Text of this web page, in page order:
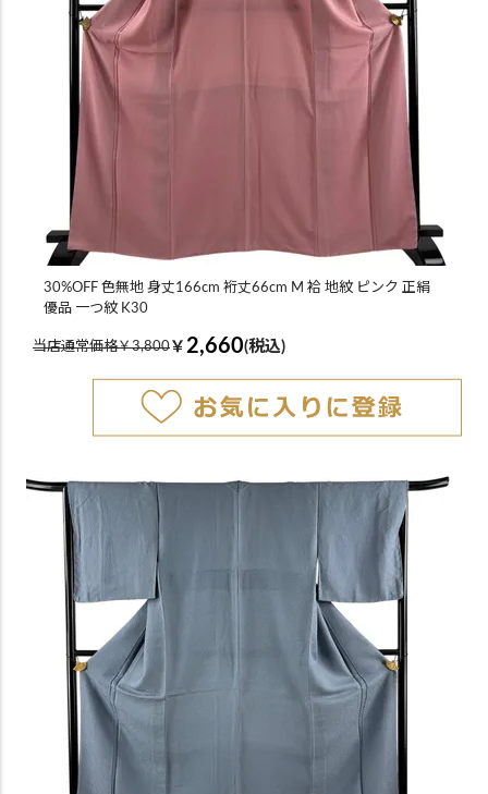
30%OFF 色無地 身丈166cm 裄丈66cm M 袷 地紋 ピンク 正絹
優品 一つ紋 K30
当店通常価格￥3,800￥ 2,660(税込)